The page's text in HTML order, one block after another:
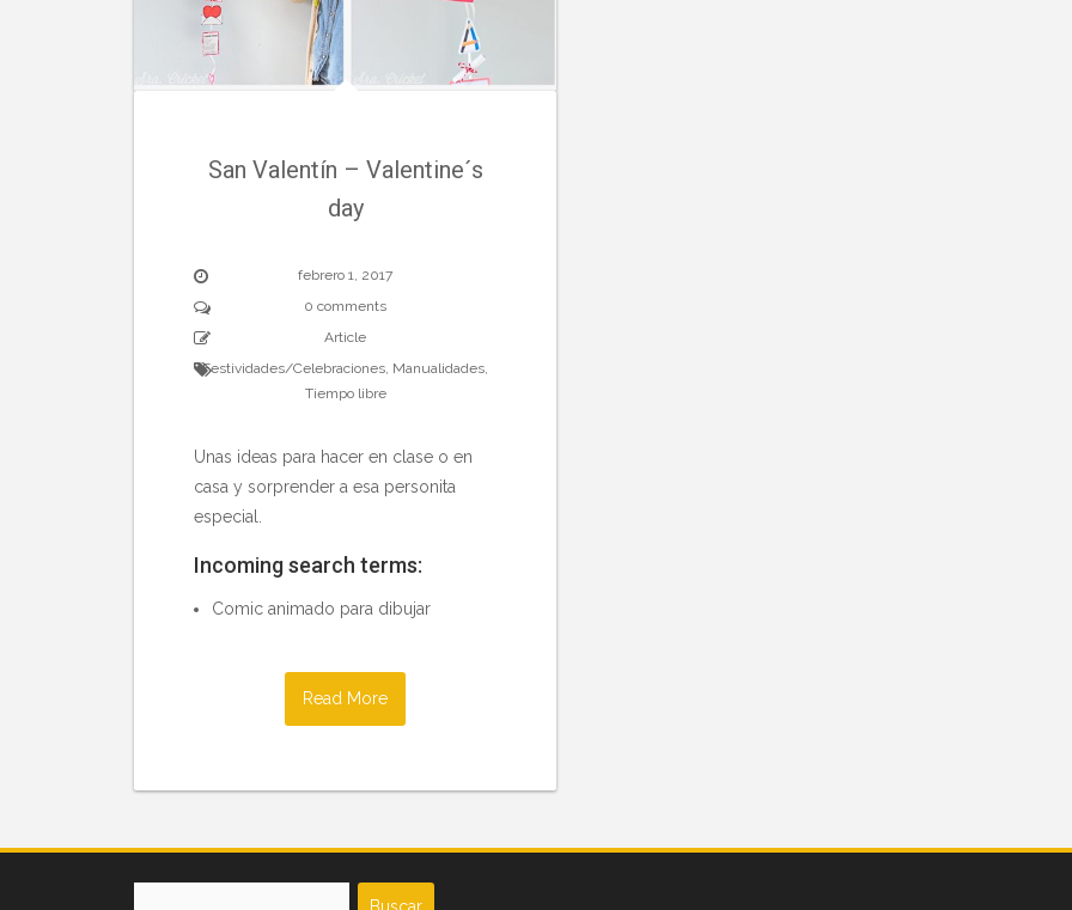
San Valentín – Valentine´s
day
febrero 1, 2017
0 comments
Article
Festividades/Celebraciones Manualidades
Tiempo libre
Unas ideas para hacer en clase o en
casa y sorprender a esa personita
especial.
Incoming search terms:
Comic animado para dibujar
Read More